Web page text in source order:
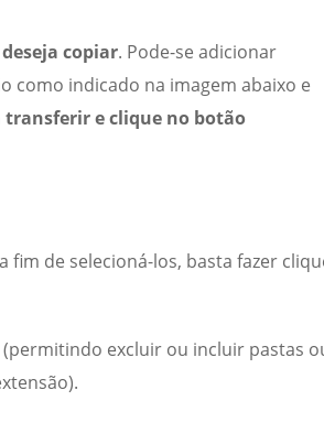
copiar. Pode-se adicionar
como indicado na imagem abaixo e
transferir e clique no botão
fim de selecioná-los, basta fazer
excluir ou incluir pastas